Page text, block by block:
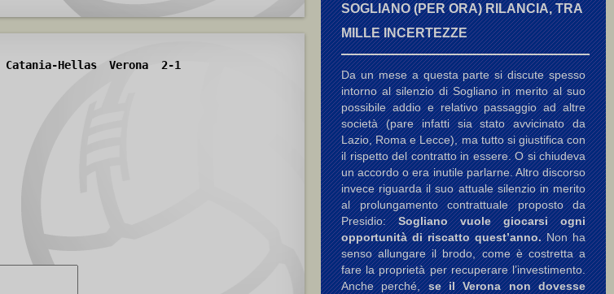
Catania-Hellas Verona 2-1
SOGLIANO (PER ORA) RILANCIA, TRA
MILLE INCERTEZZE
Da un mese a questa parte si discute spesso
intorno al silenzio di Sogliano in merito al suo
possibile addio e relativo passaggio ad altre
società (pare infatti sia stato avvicinato da
Lazio, Roma e Lecce), ma tutto si giustifica con
il rispetto del contratto in essere. O si chiudeva
un accordo o era inutile parlarne. Altro discorso
invece riguarda il suo attuale silenzio in merito
al prolungamento contrattuale proposto da
Presidio:Sogliano vuole giocarsi ogni
opportunità di riscatto quest’anno.Non ha
senso allungare il brodo, come è costretta a
fare la proprietà per recuperare l’investimento.
Anche perché,se il Verona non dovesse